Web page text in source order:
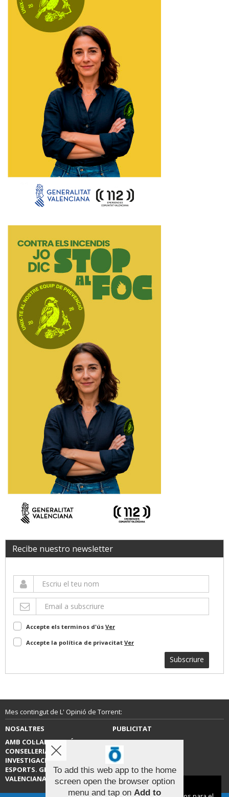
Recibe nuestro newsletter
Accepte els terminos d'ús Ver
Accepte la política de privacitat Ver
Subscriure
Mes contingut de L' Opinió de Torrent:
NOSALTRES
PUBLICITAT
AMB COL·LABORACIÓ DE LA
CONSELLERIA D’EDUCACIÓ,
INVESTIGACIÓ, CULTURA I
ESPORTS. GENERALITAT
VALENCIANA.
CONTACTE
To add this web app to the home
screen open the browser option
menu and tap on Add to
Aviso sobre el Uso de cookies: